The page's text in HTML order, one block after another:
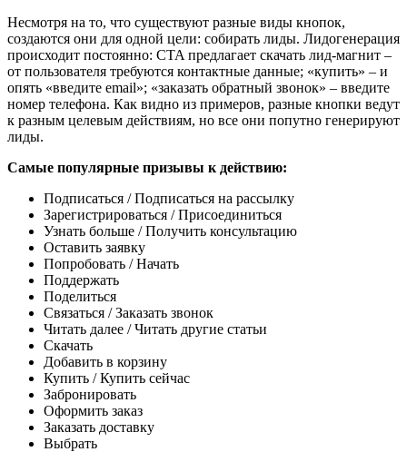
Несмотря на то, что существуют разные виды кнопок,
создаются они для одной цели: собирать лиды. Лидогенерация
происходит постоянно: CTA предлагает скачать лид-магнит –
от пользователя требуются контактные данные; «купить» – и
опять «введите email»; «заказать обратный звонок» – введите
номер телефона. Как видно из примеров, разные кнопки ведут
к разным целевым действиям, но все они попутно генерируют
лиды.
Самые популярные призывы к действию:
Подписаться / Подписаться на рассылку
Зарегистрироваться / Присоединиться
Узнать больше / Получить консультацию
Оставить заявку
Попробовать / Начать
Поддержать
Поделиться
Связаться / Заказать звонок
Читать далее / Читать другие статьи
Скачать
Добавить в корзину
Купить / Купить сейчас
Забронировать
Оформить заказ
Заказать доставку
Выбрать